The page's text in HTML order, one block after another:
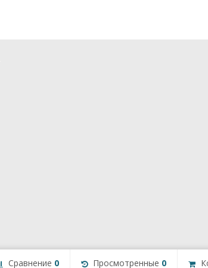
Сравнение 0 Просмотренные 0